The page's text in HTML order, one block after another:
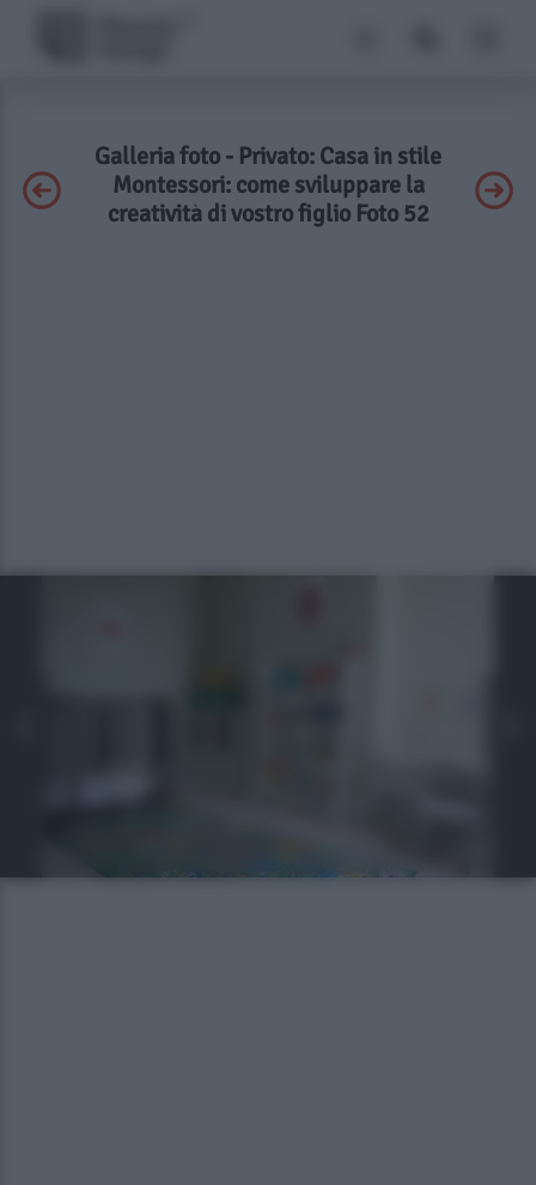
Galleria foto - Privato: Casa in stile
Montessori: come sviluppare la
creatività di vostro figlio Foto 52